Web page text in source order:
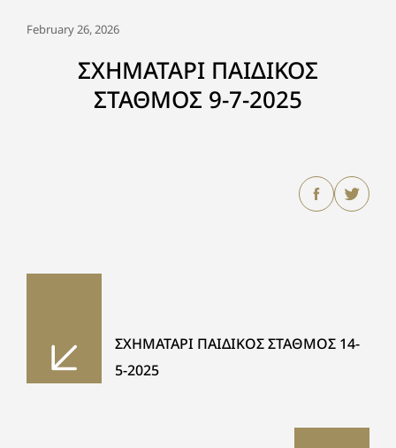
February 26, 2026
ΣΧΗΜΑΤΑΡΙ ΠΑΙΔΙΚΟΣ
ΣΤΑΘΜΟΣ 9-7-2025
ΣΧΗΜΑΤΑΡΙ ΠΑΙΔΙΚΟΣ ΣΤΑΘΜΟΣ 14-
5-2025